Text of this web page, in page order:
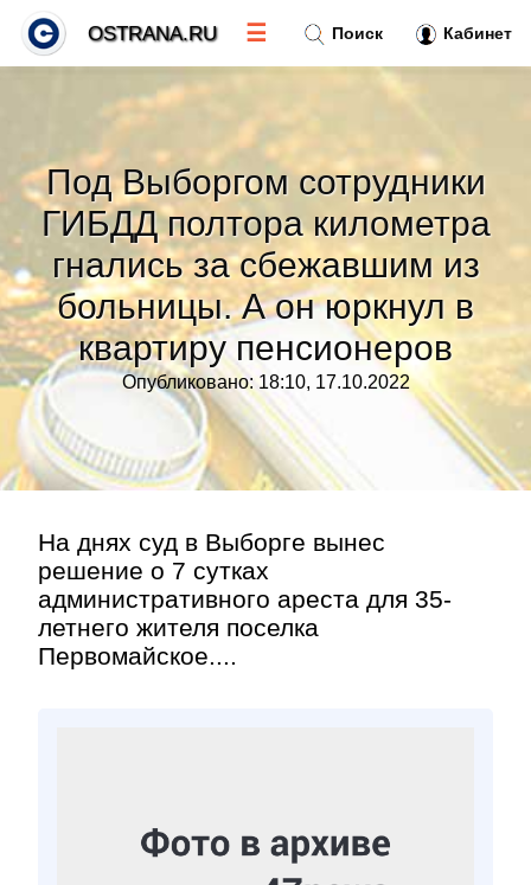
Под Выборгом сотрудники
ГИБДД полтора километра
гнались за сбежавшим из
больницы. А он юркнул в
квартиру пенсионеров
Опубликовано: 18:10, 17.10.2022
На днях суд в Выборге вынес
решение о 7 сутках
административного ареста для 35-
летнего жителя поселка
Первомайское....
Поиск Кабинет
OSTRANA.RU ☰
Тренды новостей»
Рубрики»
Правила
Контакт